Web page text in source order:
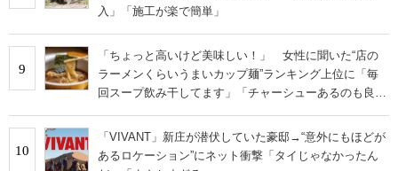
入」「施工が楽で簡単」
9
「ちょっと高いけど美味しい！」 女性に聞いた“店の
ラーメンくらいうまいカップ麺”ランキング上位に「毎
回スープ飲み干してます」「チャーシューあるのも良
10
「VIVANT」新庄が潜伏していた豪邸→“意外にもほどが
あるロケーション”にネット衝撃「タイじゃなかったん